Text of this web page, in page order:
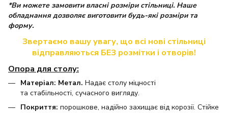
*Ви можете замовити власні розміри стільниці. Наше
обладнання дозволяє виготовити будь-які розміри та
форму.
Звертаємо вашу увагу, що всі нові стільниці
відправляються БЕЗ розмітки і отворів!
Опора для столу:
Матеріал: Метал. Надає столу міцності
та стабільності, сучасного вигляду.
Покриття: порошкове, надійно захищає від корозії. Стійке